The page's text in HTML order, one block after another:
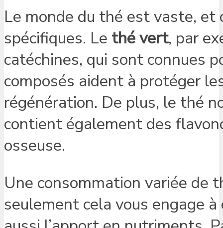
Le monde du thé est vaste,
spécifiques. Le thé vert, par
catéchines, qui sont connues
composés aident à protéger
régénération. De plus, le thé
contient également des
osseuse.
Une consommation variée de
seulement cela vous engage